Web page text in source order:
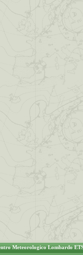
Meteorologico Lombardo